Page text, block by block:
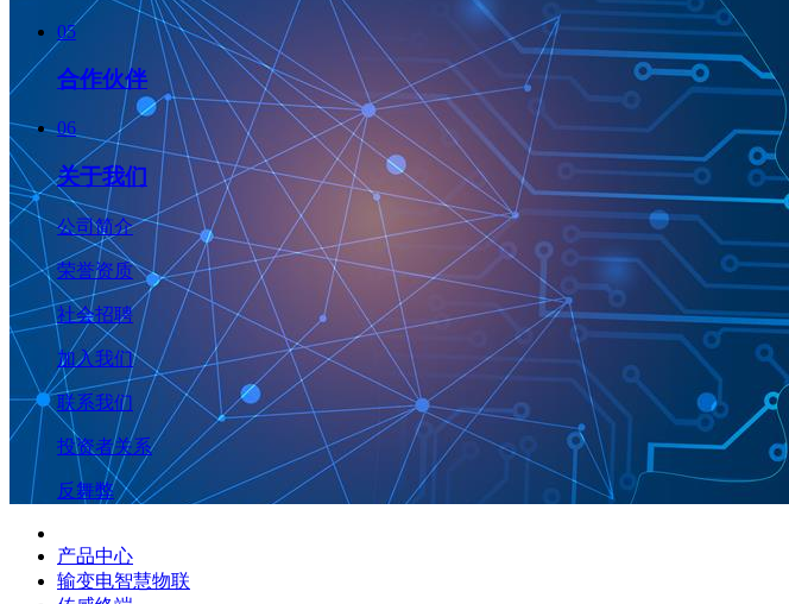
05
合作伙伴
06
关于我们
公司简介
荣誉资质
社会招聘
加入我们
联系我们
投资者关系
反舞弊
产品中心
输变电智慧物联